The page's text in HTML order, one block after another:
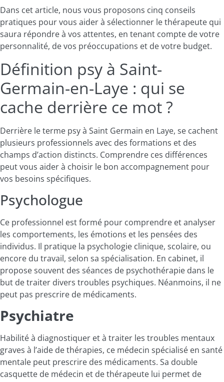
Dans cet article, nous vous proposons cinq conseils
pratiques pour vous aider à sélectionner le thérapeute qui
saura répondre à vos attentes, en tenant compte de votre
personnalité, de vos préoccupations et de votre budget.
Définition psy à Saint-
Germain-en-Laye : qui se
cache derrière ce mot ?
Derrière le terme psy à Saint Germain en Laye, se cachent
plusieurs professionnels avec des formations et des
champs d’action distincts. Comprendre ces différences
peut vous aider à choisir le bon accompagnement pour
vos besoins spécifiques.
Psychologue
Ce professionnel est formé pour comprendre et analyser
les comportements, les émotions et les pensées des
individus. Il pratique la psychologie clinique, scolaire, ou
encore du travail, selon sa spécialisation. En cabinet, il
propose souvent des séances de psychothérapie dans le
but de traiter divers troubles psychiques. Néanmoins, il ne
peut pas prescrire de médicaments.
Psychiatre
Habilité à diagnostiquer et à traiter les troubles mentaux
graves à l’aide de thérapies, ce médecin spécialisé en santé
mentale peut prescrire des médicaments. Sa double
casquette de médecin et de thérapeute lui permet de